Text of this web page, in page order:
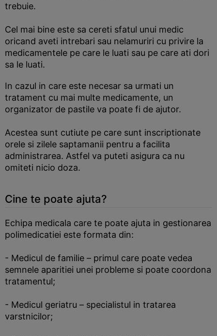
trebuie.
Cel mai bine este sa cereti sfatul unui medic
oricand aveti intrebari sau nelamuriri cu privire la
medicamentele pe care le luati sau pe care ati dori
sa le luati.
In cazul in care este necesar sa urmati un
tratament cu mai multe medicamente, un
organizator de pastile va poate fi de ajutor.
Acestea sunt cutiute pe care sunt inscriptionate
orele si zilele saptamanii pentru a facilita
administrarea. Astfel va puteti asigura ca nu
omiteti nicio doza.
Cine te poate ajuta?
Echipa medicala care te poate ajuta in gestionarea
polimedicatiei este formata din:
- Medicul de familie – primul care poate vedea
semnele aparitiei unei probleme si poate coordona
tratamentul;
- Medicul geriatru – specialistul in tratarea
varstnicilor;